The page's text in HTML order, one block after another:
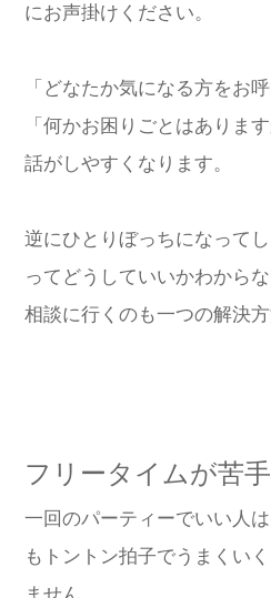
にお声掛けください。
「どなたか気になる方をお
「何かお困りごとはありま
話がしやすくなります。
逆にひとりぼっちになって
ってどうしていいかわから
相談に行くのも一つの解決方
フリータイムが苦
一回のパーティーでいい人
もトントン拍子でうまくい
ません。